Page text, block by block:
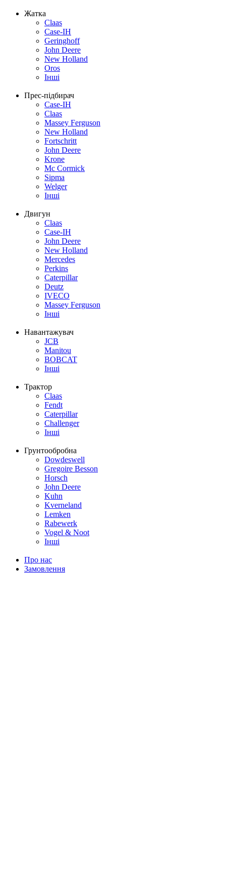
Жатка
Claas
Case-IH
Geringhoff
John Deere
New Holland
Oros
Інші
Прес-підбирач
Case-IH
Claas
Massey Ferguson
New Holland
Fortschritt
John Deere
Krone
Mc Cormick
Sipma
Welger
Інші
Двигун
Claas
Case-IH
John Deere
New Holland
Mercedes
Perkins
Caterpillar
Deutz
IVECO
Massey Ferguson
Інші
Навантажувач
JCB
Manitou
BOBCAT
Інші
Трактор
Claas
Fendt
Caterpillar
Challenger
Інші
Грунтообробна
Dowdeswell
Gregoire Besson
Horsch
John Deere
Kuhn
Kverneland
Lemken
Rabewerk
Vogel & Noot
Інші
Про нас
Замовлення